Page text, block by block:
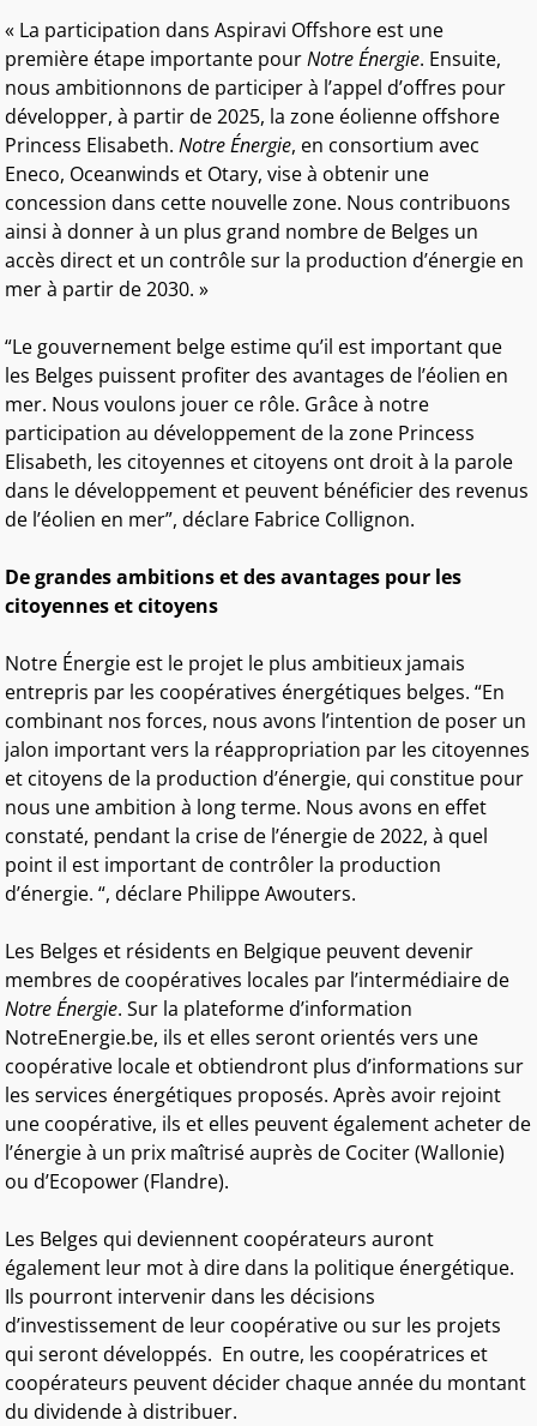
« La participation dans Aspiravi Offshore est une
première étape importante pourNotre Énergie. Ensuite,
nous ambitionnons de participer à l’appel d’offres pour
développer, à partir de 2025, la zone éolienne offshore
Princess Elisabeth.Notre Énergie, en consortium avec
Eneco, Oceanwinds et Otary, vise à obtenir une
concession dans cette nouvelle zone. Nous contribuons
ainsi à donner à un plus grand nombre de Belges un
accès direct et un contrôle sur la production d’énergie en
mer à partir de 2030. »
“Le gouvernement belge estime qu’il est important que
les Belges puissent profiter des avantages de l’éolien en
mer. Nous voulons jouer ce rôle. Grâce à notre
participation au développement de la zone Princess
Elisabeth, les citoyennes et citoyens ont droit à la parole
dans le développement et peuvent bénéficier des revenus
de l’éolien en mer”, déclare Fabrice Collignon.
De grandes ambitions et des avantages pour les
citoyennes et citoyens
Notre Énergie est le projet le plus ambitieux jamais
entrepris par les coopératives énergétiques belges. “En
combinant nos forces, nous avons l’intention de poser un
jalon important vers la réappropriation par les citoyennes
et citoyens de la production d’énergie, qui constitue pour
nous une ambition à long terme. Nous avons en effet
constaté, pendant la crise de l’énergie de 2022, à quel
point il est important de contrôler la production
d’énergie. “, déclare Philippe Awouters.
Les Belges et résidents en Belgique peuvent devenir
membres de coopératives locales par l’intermédiaire de
Notre Énergie. Sur la plateforme d’information
NotreEnergie.be, ils et elles seront orientés vers une
coopérative locale et obtiendront plus d’informations sur
les services énergétiques proposés. Après avoir rejoint
une coopérative, ils et elles peuvent également acheter de
l’énergie à un prix maîtrisé auprès de Cociter (Wallonie)
ou d’Ecopower (Flandre).
Les Belges qui deviennent coopérateurs auront
également leur mot à dire dans la politique énergétique.
Ils pourront intervenir dans les décisions
d’investissement de leur coopérative ou sur les projets
qui seront développés. En outre, les coopératrices et
coopérateurs peuvent décider chaque année du montant
du dividende à distribuer.